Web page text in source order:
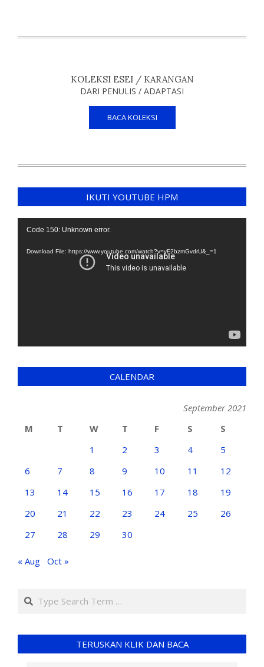
KOLEKSI ESEI / KARANGAN
DARI PENULIS / ADAPTASI
BACA KOLEKSI
IKUTI YOUTUBE HPM
Video
Code 150: Unknown error.
Download File: https://www.youtube.com/watch?v=yF2bzmGvdrU&_=1
CALENDAR
September 2021
M
T W T F S
S
1
2 3 4
5
6
7 8 9 10 11
12
13
14 15 16 17 18
19
20
21 22 23 24 25
26
27
28 29 30
« Aug Oct »
TERUSKAN KLIK DAN BACA